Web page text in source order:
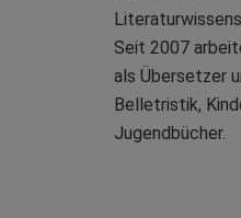
Seit 2007
als Übersetzer
Belletristik,
Jugendbücher.